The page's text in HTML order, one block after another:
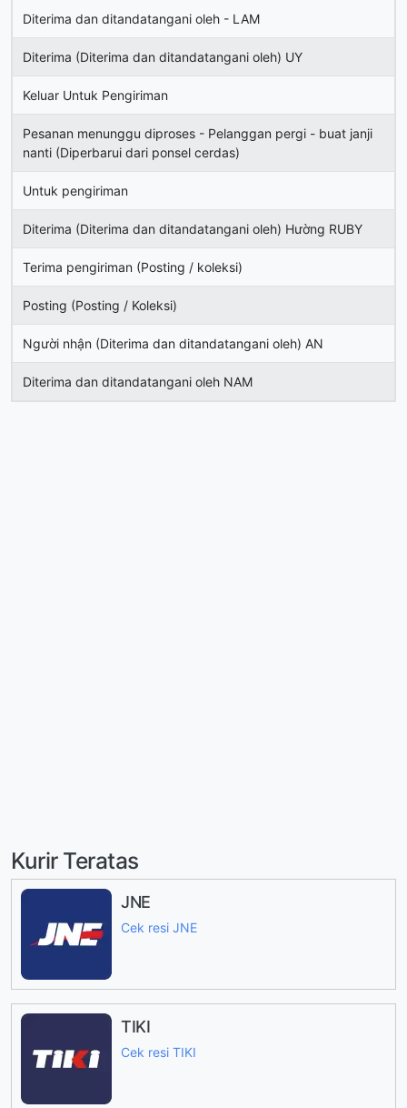
Diterima dan ditandatangani oleh - LAM
Diterima (Diterima dan ditandatangani oleh) UY
Keluar Untuk Pengiriman
Pesanan menunggu diproses - Pelanggan pergi - buat janji
nanti (Diperbarui dari ponsel cerdas)
Untuk pengiriman
Diterima (Diterima dan ditandatangani oleh) Hường RUBY
Terima pengiriman (Posting / koleksi)
Posting (Posting / Koleksi)
Người nhận (Diterima dan ditandatangani oleh) AN
Diterima dan ditandatangani oleh NAM
Kurir Teratas
JNE
Cek resi JNE
TIKI
Cek resi TIKI